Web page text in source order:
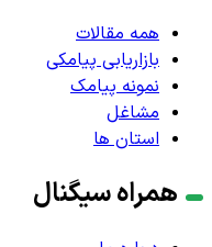
همه مقالات
بازاریابی پیامکی
نمونه پیامک
مشاغل
استان ها
همراه سیگنال